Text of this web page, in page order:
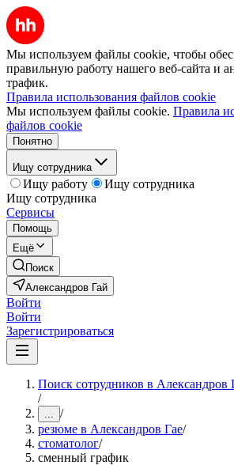
Мы используем файлы cookie, чтобы
правильную работу нашего веб-сайта и
трафик.
Правила использования файлов cookie
Мы используем файлы cookie. Правила
файлов cookie
Понятно
Ищу сотрудника
Ищу работу
Ищу сотрудника
Ищу сотрудника
Сервисы
Помощь
Ещё
Поиск
Александров Гай
Войти
Войти
Зарегистрироваться
Поиск сотрудников в Александров
/
... /
резюме в Александров Гае/
стоматолог/
сменный график